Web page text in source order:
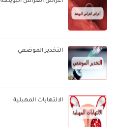
أعراض انغراس البويضة
التخدير الموضعي
الالتهابات المهبلية